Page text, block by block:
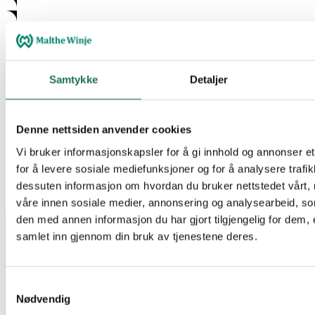
Samtykke Detaljer
Denne nettsiden anvender cookies
Vi bruker informasjonskapsler for å gi innhold og annonser
for å levere sosiale mediefunksjoner og for å analysere
dessuten informasjon om hvordan du bruker nettstedet vårt,
våre innen sosiale medier, annonsering og analysearbeid,
den med annen informasjon du har gjort tilgjengelig for dem,
samlet inn gjennom din bruk av tjenestene deres.
Nødvendig